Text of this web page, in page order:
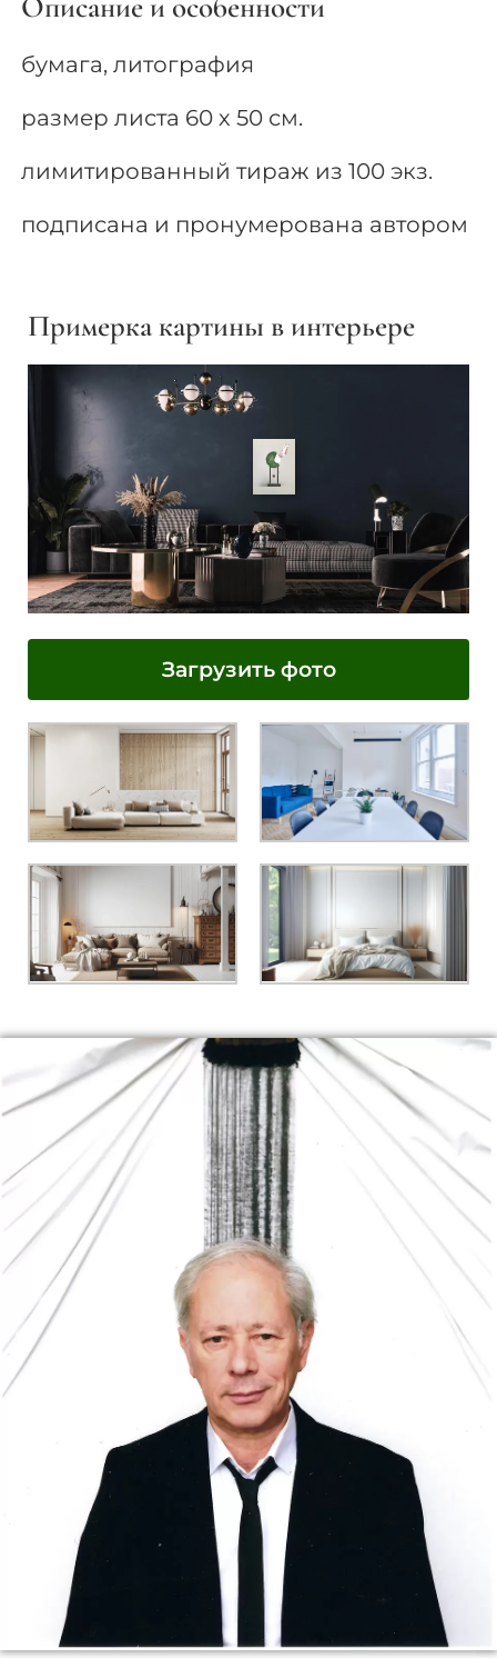
бумага, литография
размер листа 60 х 50 см.
лимитированный тираж из 100 экз.
подписана и пронумерована автором
Примерка картины в интерьере
Загрузить фото